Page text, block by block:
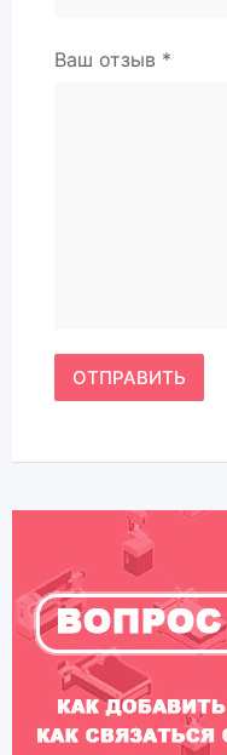
Ваш отзыв *